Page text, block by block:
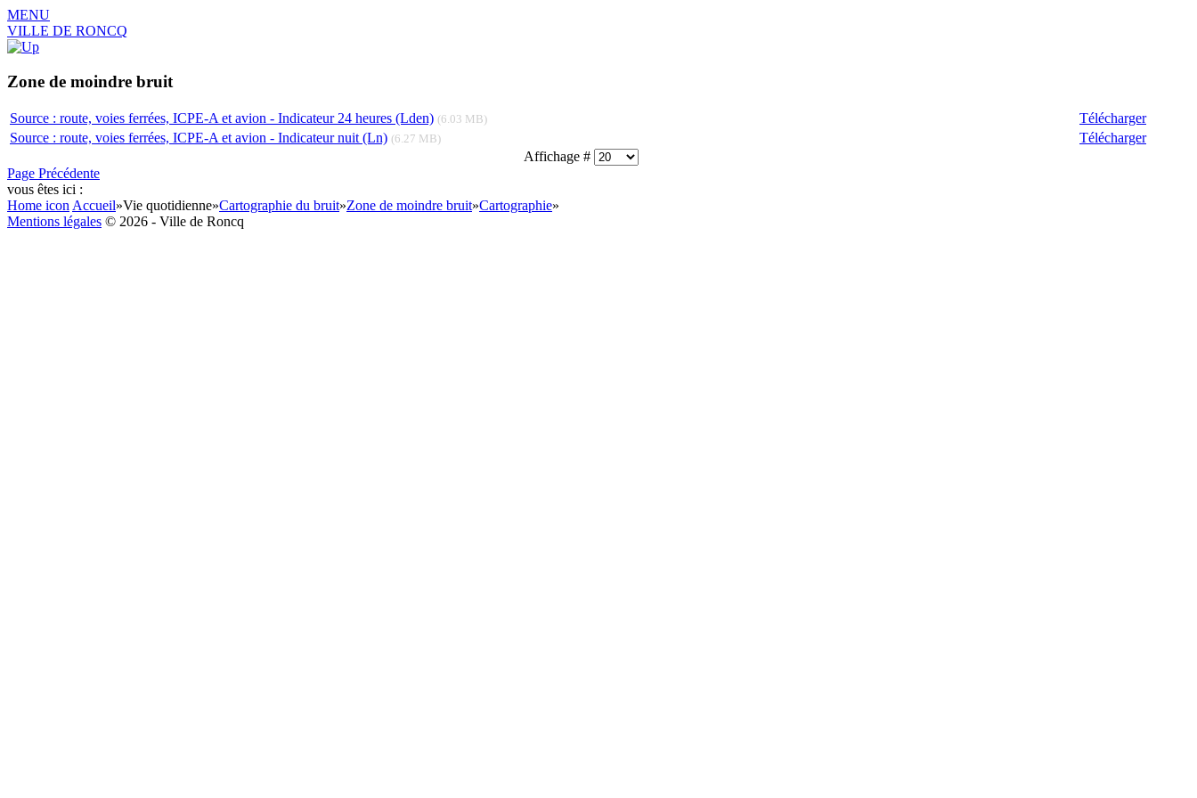
MENU
VILLE DE RONCQ
Zone de moindre bruit
Source : route, voies ferrées, ICPE-A et avion - Indicateur 24 heures (Lden) (6.03 MB)
Télécharger
Source : route, voies ferrées, ICPE-A et avion - Indicateur nuit (Ln) (6.27 MB)
Télécharger
Affichage #
Page Précédente
vous êtes ici :
Home iconAccueil»Vie quotidienne»Cartographie du bruit»Zone de moindre bruit»Cartographie»
Mentions légales © 2026 - Ville de Roncq